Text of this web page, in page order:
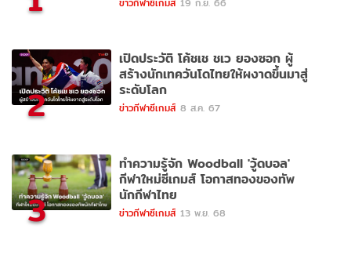
2
เปิดประวัติ โค้ชเช ชเว ยองซอก ผู้
สร้างนักเทควันโดไทยให้ผงาดขึ้นมาสู่
ระดับโลก
ข่าวกีฬาซีเกมส์ 8 ส.ค. 67
3
ทำความรู้จัก Woodball 'วู้ดบอล'
กีฬาใหม่ซีเกมส์ โอกาสทองของทัพ
นักกีฬาไทย
ข่าวกีฬาซีเกมส์ 13 พ.ย. 68